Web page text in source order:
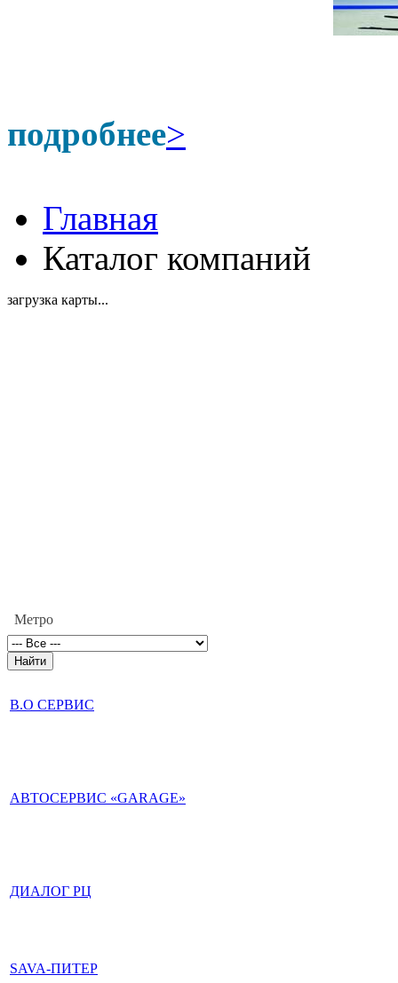
подробнее>
Главная
Каталог компаний
загрузка карты...
Метро
В.О СЕРВИС
АВТОСЕРВИС «GARAGE»
ДИАЛОГ РЦ
SAVA-ПИТЕР